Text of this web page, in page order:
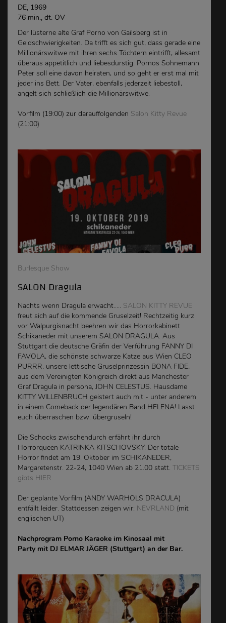
DE, 1969
76 min., dt. OV
Der lüsterne alte Graf Porno von Gailsberg ist in
Geldschwierigkeiten. Da trifft es sich gut, dass gerade eine
Millionärswitwe mit ihren sechs Töchtern eintrifft, allesamt
überaus appetitlich und liebesdurstig. Pornos Sohnemann
Peter soll eine davon heiraten, und so geht er erst mal mit
jeder ins Bett. Der Vater, ebenfalls jederzeit liebestoll,
angelt sich schließlich die Millionärswitwe.
Vorfilm (19:00) zur darauffolgenden Salon Kitty Revue
(21:00)
Burlesque Show
SALON Dragula
Nachts wenn Dragula erwacht..... SALON KITTY REVUE
freut sich auf die kommende Gruselzeit! Rechtzeitig kurz
vor Walpurgisnacht beehren wir das Horrorkabinett
Schikaneder mit unserem SALON DRAGULA. Aus
Stuttgart die deutsche Gräfin der Verführung FANNY DI
FAVOLA, die schönste schwarze Katze aus Wien CLEO
PURRR, unsere lettische Gruselprinzessin BONA FIDE,
aus dem Vereinigten Königreich direkt aus Manchester
Graf Dragula in persona, JOHN CELESTUS. Hausdame
KITTY WILLENBRUCH geistert auch mit - unter anderem
in einem Comeback der legendären Band HELENA! Lasst
euch überraschen bzw. übergruseln!
Die Schocks zwischendurch erfährt ihr durch
Horrorqueen KATRINKA KITSCHOVSKY. Der totale
Horror findet am 19. Oktober im SCHIKANEDER,
Margaretenstr. 22-24, 1040 Wien ab 21.00 statt. TICKETS
gibts HIER
Der geplante Vorfilm (ANDY WARHOLS DRACULA)
entfällt leider. Stattdessen zeigen wir: NEVRLAND (mit
englischen UT)
Nachprogram Porno Karaoke im Kinosaal mit
Party mit DJ ELMAR JÄGER (Stuttgart) an der Bar.